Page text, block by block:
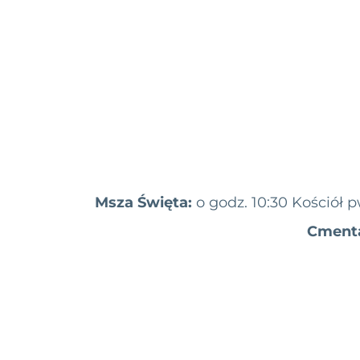
Msza Święta: o godz. 10:30 Kościół